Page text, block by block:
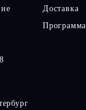
Доставка